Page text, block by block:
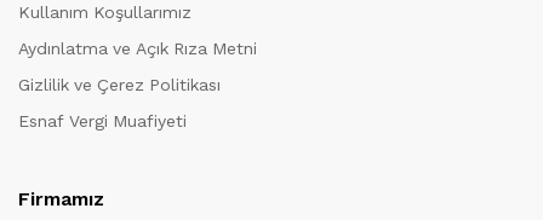
Kullanım Koşullarımız
Aydınlatma ve Açık Rıza Metni
Gizlilik ve Çerez Politikası
Esnaf Vergi Muafiyeti
Firmamız